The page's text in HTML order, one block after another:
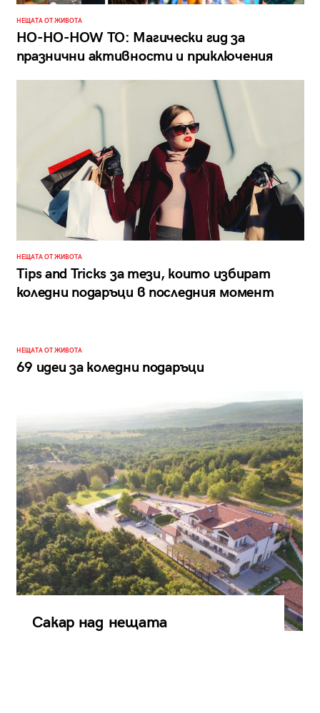
НЕЩАТА ОТ ЖИВОТА
HO-HO-HOW TO: Магически гид за
празнични активности и приключения
НЕЩАТА ОТ ЖИВОТА
Tips and Tricks за тези, които избират
коледни подаръци в последния момент
НЕЩАТА ОТ ЖИВОТА
69 идеи за коледни подаръци
Сакар над нещата